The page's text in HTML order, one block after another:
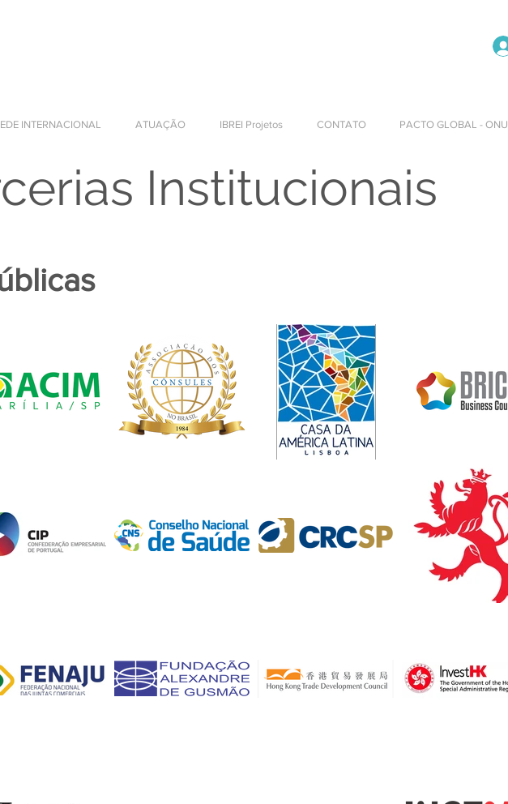
INTERNACIONAL ATUAÇÃO IBREI Projetos CONTATO PACTO GLOBAL - ONU
Institucionais